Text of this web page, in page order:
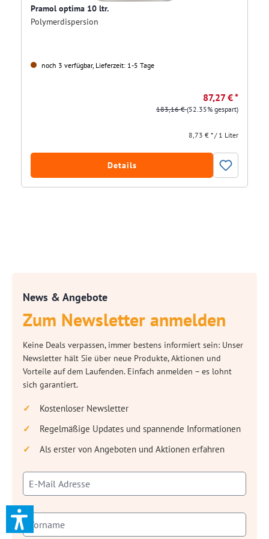
Pramol optima 10 ltr.
Polymerdispersion
noch 3 verfügbar, Lieferzeit: 1-5 Tage
87,27 € *
183,16 €(52.35% gespart)
8,73 € * / 1 Liter
Details
News & Angebote
Zum Newsletter anmelden
Keine Deals verpassen, immer bestens informiert sein: Unser
Newsletter hält Sie über neue Produkte, Aktionen und
Vorteile auf dem Laufenden. Einfach anmelden – es lohnt
sich garantiert.
Kostenloser Newsletter
Regelmäßige Updates und spannende Informationen
Als erster von Angeboten und Aktionen erfahren